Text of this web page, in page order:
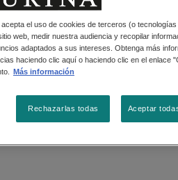
con el que
para darle a
y
el uso de cookies de terceros (o
web, medir nuestra audiencia y recopilar
adaptados a sus intereses. Obtenga más
haciendo clic aquí o haciendo clic en el enlace
Más información
Rechazarlas todas Aceptar